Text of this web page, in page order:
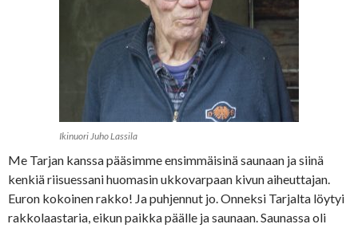
Ikinuori Juho Lassila
Me Tarjan kanssa pääsimme ensimmäisinä saunaan ja siinä
kenkiä riisuessani huomasin ukkovarpaan kivun aiheuttajan.
Euron kokoinen rakko! Ja puhjennut jo. Onneksi Tarjalta löytyi
rakkolaastaria, eikun paikka päälle ja saunaan. Saunassa oli